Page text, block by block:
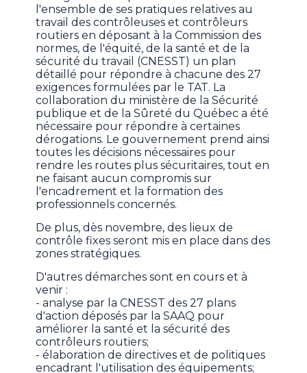
l'ensemble de ses pratiques relatives au
travail des contrôleuses et contrôleurs
routiers en déposant à la Commission des
normes, de l'équité, de la santé et de la
sécurité du travail (CNESST) un plan
détaillé pour répondre à chacune des 27
exigences formulées par le TAT. La
collaboration du ministère de la Sécurité
publique et de la Sûreté du Québec a été
nécessaire pour répondre à certaines
dérogations. Le gouvernement prend ainsi
toutes les décisions nécessaires pour
rendre les routes plus sécuritaires, tout en
ne faisant aucun compromis sur
l'encadrement et la formation des
professionnels concernés.
De plus, dès novembre, des lieux de
contrôle fixes seront mis en place dans des
zones stratégiques.
D'autres démarches sont en cours et à
venir :
- analyse par la CNESST des 27 plans
d'action déposés par la SAAQ pour
améliorer la santé et la sécurité des
contrôleurs routiers;
- élaboration de directives et de politiques
encadrant l'utilisation des équipements;